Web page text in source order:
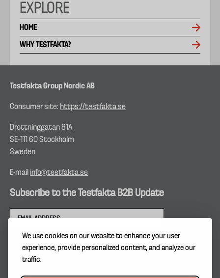
We use cookies on our website to enhance your user
experience, provide personalized content, and analyze our
traffic.
EXPLORE
HOME
WHY TESTFAKTA?
Testfakta Group Nordic AB
Consumer site: https://testfakta.se
Drottninggatan 81A
SE–111 60 Stockholm
Sweden
E-mail info@testfakta.se
Subscribe to the Testfakta B2B Update